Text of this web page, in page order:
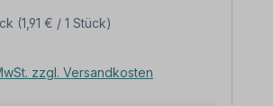
Erkennungsweite bis 8 m
Erkennungsweite bis 12 m
Erkennungsweite bis 16 m
Erkennungsweite bis 20 m
(1,91 € / 1 Stück)
zzgl. Versandkosten